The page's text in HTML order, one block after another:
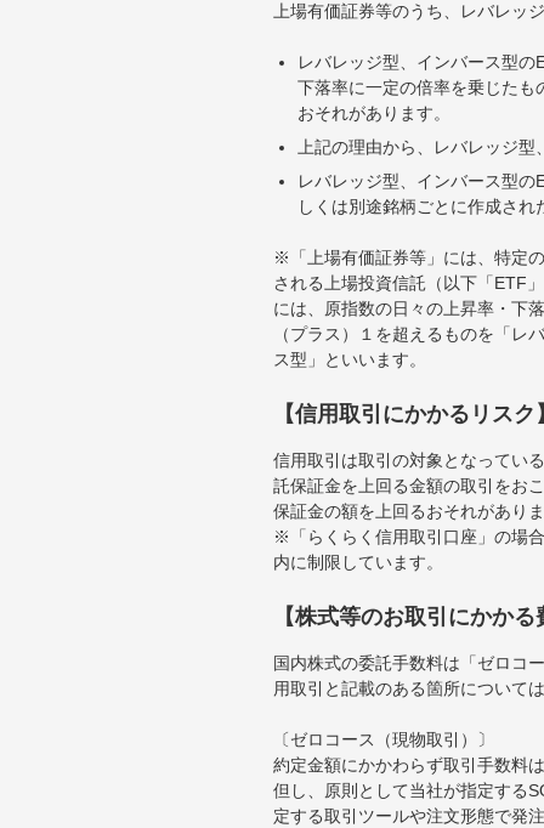
上場有価証券等のうち、レバレ
レバレッジ型、インバース型
下落率に一定の倍率を乗じた
おそれがあります。
上記の理由から、レバレッジ
レバレッジ型、インバース型
しくは別途銘柄ごとに作成さ
※「上場有価証券等」には、特定
される上場投資信託（以下「ETF
には、原指数の日々の上昇率・下
（プラス）１を超えるものを「
ス型」といいます。
【信用取引にかかるリスク
信用取引は取引の対象となってい
託保証金を上回る金額の取引をお
保証金の額を上回るおそれがあり
※「らくらく信用取引口座」の場
内に制限しています。
【株式等のお取引にかかる
国内株式の委託手数料は「ゼロコ
用取引と記載のある箇所について
〔ゼロコース（現物取引）〕
約定金額にかかわらず取引手数料
但し、原則として当社が指定する
定する取引ツールや注文形態で発